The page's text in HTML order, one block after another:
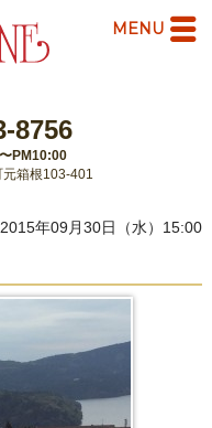
8756
PM10:00
箱根103-401
2015年09月30日（水）15:00
MENU